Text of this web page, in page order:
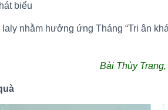
biểu
nhằm hưởng ứng Tháng “Tri ân
Bài Thùy